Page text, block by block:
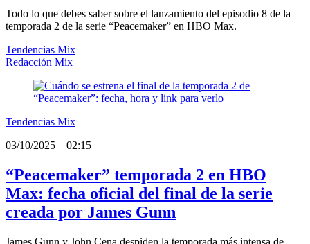
Todo lo que debes saber sobre el lanzamiento del episodio 8 de la
temporada 2 de la serie “Peacemaker” en HBO Max.
Tendencias Mix
Redacción Mix
Tendencias Mix
03/10/2025
02:15
“Peacemaker” temporada 2 en HBO
Max: fecha oficial del final de la serie
creada por James Gunn
James Gunn y John Cena despiden la temporada más intensa de